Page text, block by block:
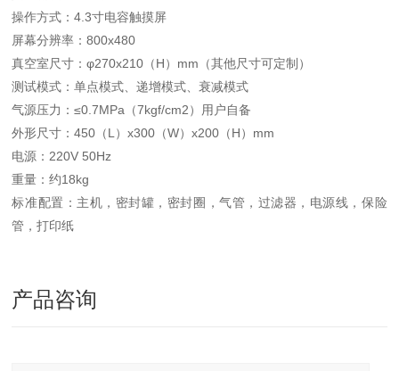
操作方式：4.3寸电容触摸屏
屏幕分辨率：800x480
真空室尺寸：φ270x210（H）mm（其他尺寸可定制）
测试模式：单点模式、递增模式、衰减模式
气源压力：≤0.7MPa（7kgf/cm2）用户自备
外形尺寸：450（L）x300（W）x200（H）mm
电源：220V 50Hz
重量：约18kg
标准配置：主机，密封罐，密封圈，气管，过滤器，电源线，保险
管，打印纸
产品咨询